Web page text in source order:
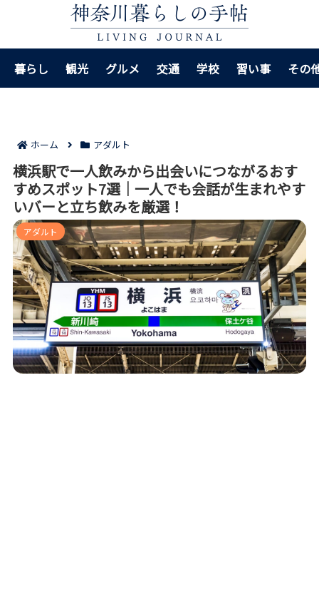
暮らし 観光 グルメ 交通 学校 習い事 その
ホーム アダルト
横浜駅で一人飲みから出会いにつながるおす
すめスポット7選｜一人でも会話が生まれやす
いバーと立ち飲みを厳選！
アダルト